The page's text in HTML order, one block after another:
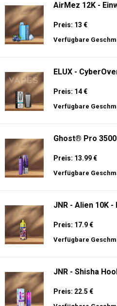
AirMez 12K -
Preis: 13 €
Verfügbare
ELUX -
Preis: 14 €
Verfügbare
Ghost® Pro
Preis: 13.99 €
Verfügbare
JNR - Alien 10K
Preis: 17.9 €
Verfügbare
JNR - Shisha
Preis: 22.5 €